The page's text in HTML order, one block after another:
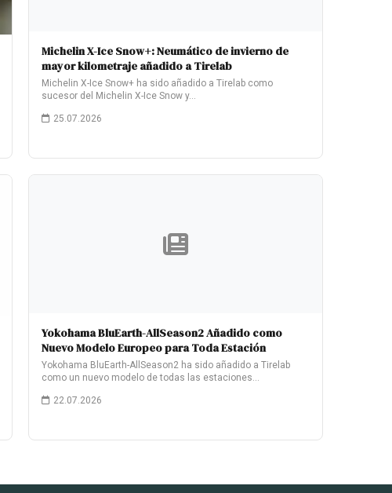
Michelin X-Ice Snow+: Neumático de invierno de
mayor kilometraje añadido a Tirelab
Michelin X-Ice Snow+ ha sido añadido a Tirelab como
sucesor del Michelin X-Ice Snow y…
25.07.2026
Yokohama BluEarth-AllSeason2 Añadido como
Nuevo Modelo Europeo para Toda Estación
Yokohama BluEarth-AllSeason2 ha sido añadido a Tirelab
como un nuevo modelo de todas las estaciones…
22.07.2026